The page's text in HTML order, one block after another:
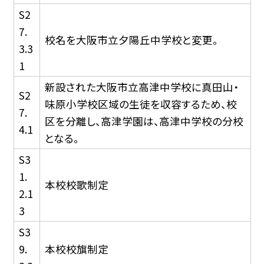
S2
7.
3.3
1
校名を大阪市立夕陽丘中学校と変更。
S2
7.
4.1
新設された大阪市立高津中学校に真田山・
味原小学校区域の生徒を収容するため、校
区を分離し、高津学園は、高津中学校の分校
となる。
S3
1.
2.1
3
本校校歌制定
S3
9.
本校校旗制定